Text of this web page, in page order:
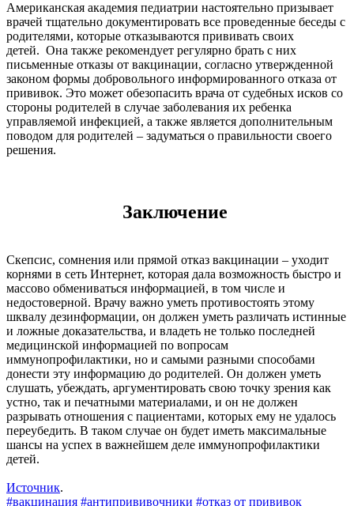
Американская академия педиатрии настоятельно призывает
врачей тщательно документировать все проведенные беседы с
родителями, которые отказываются прививать своих
детей. Она также рекомендует регулярно брать с них
письменные отказы от вакцинации, согласно утвержденной
законом формы добровольного информированного отказа от
прививок. Это может обезопасить врача от судебных исков со
стороны родителей в случае заболевания их ребенка
управляемой инфекцией, а также является дополнительным
поводом для родителей – задуматься о правильности своего
решения.
Заключение
Скепсис, сомнения или прямой отказ вакцинации – уходит
корнями в сеть Интернет, которая дала возможность быстро и
массово обмениваться информацией, в том числе и
недостоверной. Врачу важно уметь противостоять этому
шквалу дезинформации, он должен уметь различать истинные
и ложные доказательства, и владеть не только последней
медицинской информацией по вопросам
иммунопрофилактики, но и самыми разными способами
донести эту информацию до родителей. Он должен уметь
слушать, убеждать, аргументировать свою точку зрения как
устно, так и печатными материалами, и он не должен
разрывать отношения с пациентами, которых ему не удалось
переубедить. В таком случае он будет иметь максимальные
шансы на успех в важнейшем деле иммунопрофилактики
детей.
Источник.
#вакцинация #антипрививочники #отказ от прививок